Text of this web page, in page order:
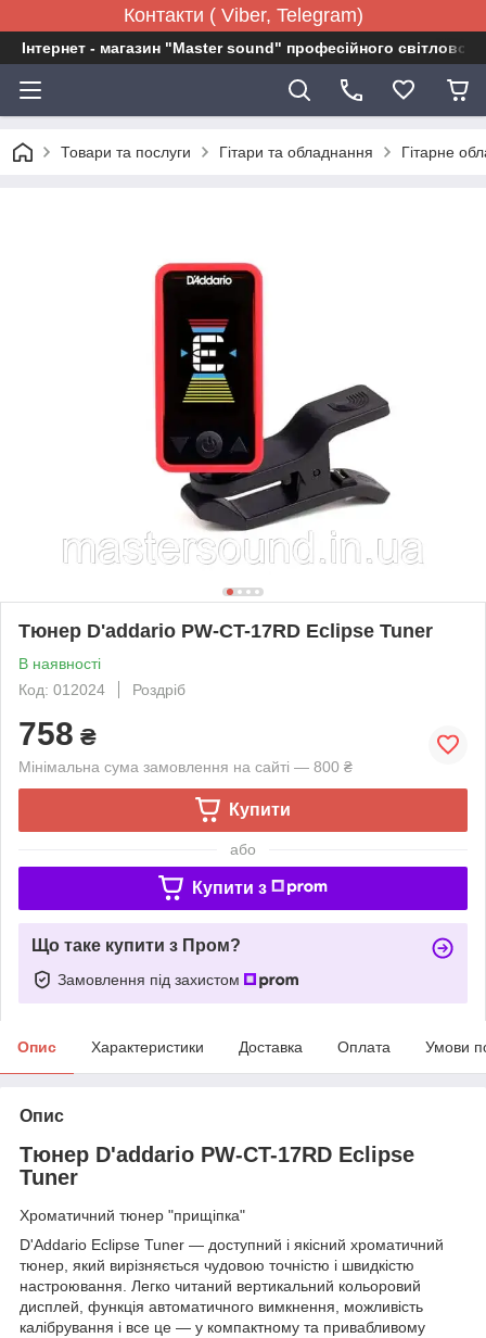
Контакти ( Viber, Telegram)
Інтернет - магазин "Master sound" професійного
Товари та послуги Гітари та обладнання Гітарне
Тюнер D'addario PW-CT-17RD Eclipse Tuner
В наявності
Код: 012024
Роздріб
758 ₴
Мінімальна сума замовлення на сайті — 800 ₴
Купити
або
Купити з
Що таке купити з Пром?
Замовлення під захистом
Опис Характеристики Доставка Оплата Умови
Опис
Тюнер D'addario PW-CT-17RD Eclipse
Tuner
Хроматичний тюнер "прищіпка"
D'Addario Eclipse Tuner — доступний і якісний хроматичний
тюнер, який вирізняється чудовою точністю і швидкістю
настроювання. Легко читаний вертикальний кольоровий
дисплей, функція автоматичного вимкнення, можливість
калібрування і все це — у компактному та привабливому